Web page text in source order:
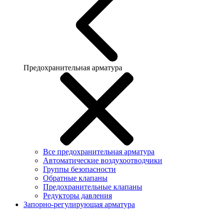
Предохранительная арматура
Все предохранительная арматура
Автоматические воздухоотводчики
Группы безопасности
Обратные клапаны
Предохранительные клапаны
Редукторы давления
Запорно-регулирующая арматура